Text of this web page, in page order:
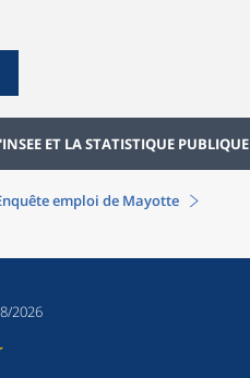
ET LA STATISTIQUE PUBLIQUE
emploi de Mayotte
2026